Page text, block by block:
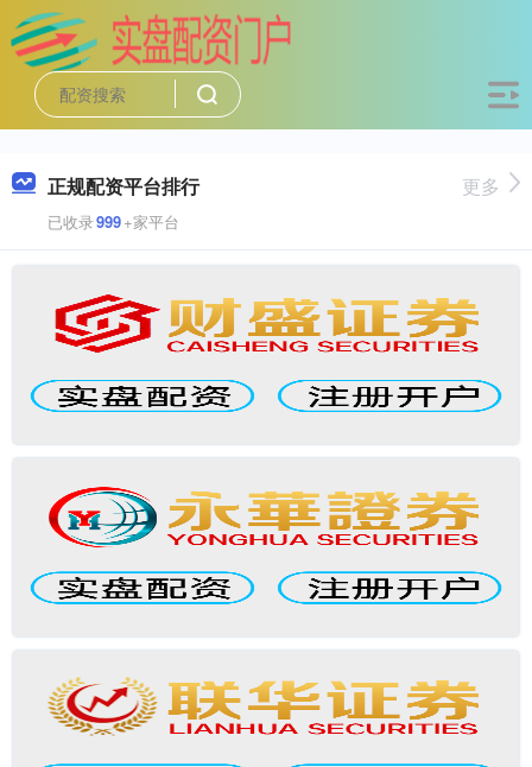
正规配资平台排行
已收录999+家平台
更多